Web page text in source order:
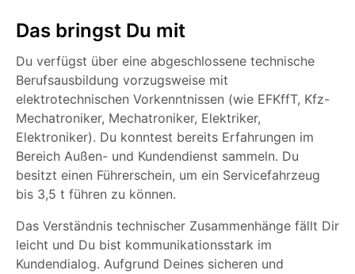
Das bringst Du mit
Du verfügst über eine abgeschlossene technische
Berufsausbildung vorzugsweise mit
elektrotechnischen Vorkenntnissen (wie EFKffT, Kfz-
Mechatroniker, Mechatroniker, Elektriker,
Elektroniker). Du konntest bereits Erfahrungen im
Bereich Außen- und Kundendienst sammeln. Du
besitzt einen Führerschein, um ein Servicefahrzeug
bis 3,5 t führen zu können.
Das Verständnis technischer Zusammenhänge fällt Dir
leicht und Du bist kommunikationsstark im
Kundendialog. Aufgrund Deines sicheren und